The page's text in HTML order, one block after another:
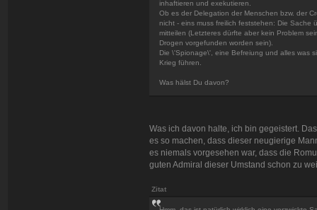
inhaftieren und exekutieren.
Ob es der Delegation der Menschen bzw. der
nicht - eins muss freilich feststehen: Die
mitteilen (Letzteres dürfte aber kein Problem
Drogen vorgefunden worden sein).
Die \'Spionage\', eine Befreiung und alles was
Krieg führen.
Was hälst Du davon?
Was ich davon halte, ich bin gegeistert.
es so machen, dass dieser neugierige
es niemals vorgesehen war, dass die
guten Admiral dieser Umstand schon zu
Zitat